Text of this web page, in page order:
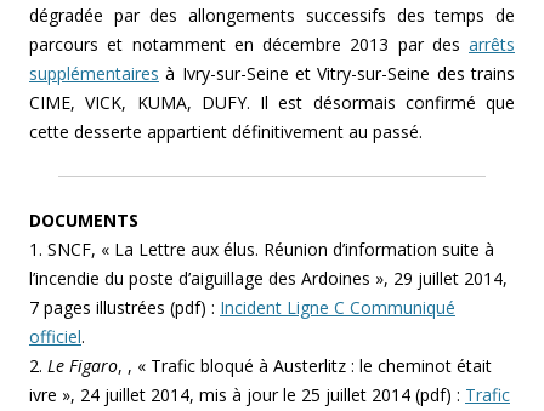
dégradée par des allongements successifs des temps de
parcours et notamment en décembre 2013 par des arrêts
supplémentaires à Ivry-sur-Seine et Vitry-sur-Seine des trains
CIME, VICK, KUMA, DUFY. Il est désormais confirmé que
cette desserte appartient définitivement au passé.
DOCUMENTS
1. SNCF, « La Lettre aux élus. Réunion d’information suite à
l’incendie du poste d’aiguillage des Ardoines », 29 juillet 2014,
7 pages illustrées (pdf) : Incident Ligne C Communiqué
officiel.
2. Le Figaro, , « Trafic bloqué à Austerlitz : le cheminot était
ivre », 24 juillet 2014, mis à jour le 25 juillet 2014 (pdf) : Trafic